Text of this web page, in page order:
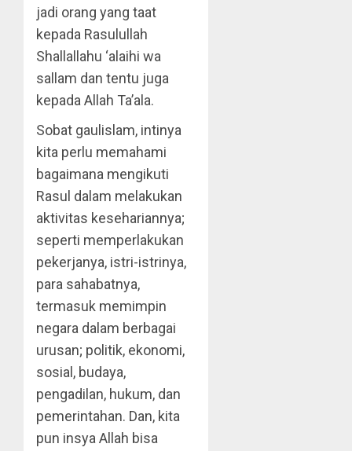
jadi orang yang taat
kepada Rasulullah
Shallallahu ‘alaihi wa
sallam dan tentu juga
kepada Allah Ta’ala.
Sobat gaulislam, intinya
kita perlu memahami
bagaimana mengikuti
Rasul dalam melakukan
aktivitas kesehariannya;
seperti memperlakukan
pekerjanya, istri-istrinya,
para sahabatnya,
termasuk memimpin
negara dalam berbagai
urusan; politik, ekonomi,
sosial, budaya,
pengadilan, hukum, dan
pemerintahan. Dan, kita
pun insya Allah bisa